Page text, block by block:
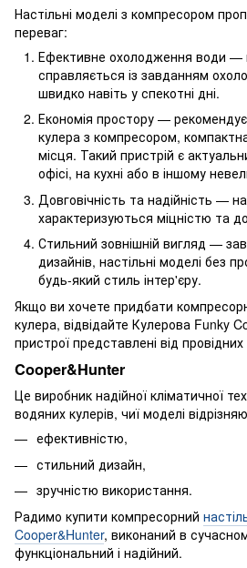
Настільні моделі з компресором
переваг:
Ефективне охолодження води —
справляється із завданням
швидко навіть у спекотні дні.
Економія простору —
кулера з компресором,
місця. Такий пристрій є
офісі, на кухні або в іншому
Довговічність та надійність —
характеризуються міцністю та
Стильний зовнішній вигляд —
дизайнів, настільні моделі без
будь-який стиль інтер'єру.
Якщо ви хочете придбати
кулера, відвідайте Кулерова Funky
пристрої представлені від провідних
Cooper&Hunter
Це виробник надійної кліматичної
водяних кулерів, чиї моделі
ефективністю,
стильний дизайн,
зручністю використання.
Радимо купити компресорний
Cooper&Hunter, виконаний в
функціональний і надійний.